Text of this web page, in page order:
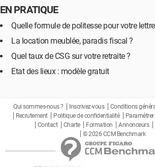
EN PRATIQUE
Quelle formule de politesse pour votre lettre
La location meublée, paradis fiscal ?
Quel taux de CSG sur votre retraite ?
Etat des lieux : modèle gratuit
Qui sommes-nous ? Inscrivez-vous Conditions
Recrutement
Politique de confidentialité
Contact
Charte Formation Annonceurs
© 2026 CCM Benchmark